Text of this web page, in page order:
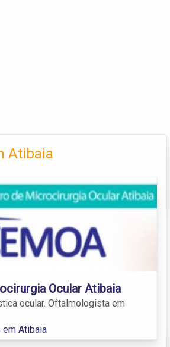
Atibaia
Ocular Atibaia
ocular. Oftalmologista em
Atibaia